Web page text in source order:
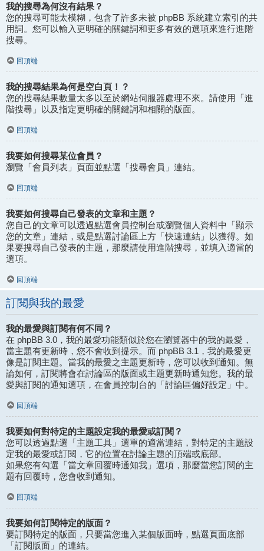
我的搜尋為何沒有結果？
您的搜尋可能太模糊，包含了許多未被 phpBB 系統建立索引的共
用詞。您可以輸入更明確的關鍵詞和更多有效的選項來進行進階
搜尋。
回頂端
我的搜尋結果為何是空白頁！？
您的搜尋結果數量太多以至於網站伺服器處理不來。請使用「進
階搜尋」以及指定更明確的關鍵詞和相關的版面。
回頂端
我要如何搜尋某位會員？
瀏覽「會員列表」頁面並點選「搜尋會員」連結。
回頂端
我要如何搜尋自己發表的文章和主題？
您自己的文章可以透過點選會員控制台或瀏覽個人資料中「顯示
您的文章」連結，或是點選討論區上方「快速連結」以獲得。如
果要搜尋自己發表的主題，那麼請使用進階搜尋，並填入適當的
選項。
回頂端
訂閱與我的最愛
我的最愛與訂閱有何不同？
在 phpBB 3.0，我的最愛功能類似於您在瀏覽器中的我的最愛，
當主題有更新時，您不會收到提示。而 phpBB 3.1，我的最愛更
像是訂閱主題。當我的最愛之主題更新時，您可以收到通知。無
論如何，訂閱將會在討論區的版面或主題更新時通知您。我的最
愛與訂閱的通知選項，在會員控制台的「討論區偏好設定」中。
回頂端
我要如何對特定的主題設定我的最愛或訂閱？
您可以透過點選「主題工具」選單的適當連結，對特定的主題設
定我的最愛或訂閱，它的位置在討論主題的頂端或底部。
如果您有勾選「當文章回覆時通知我」選項，那麼當您訂閱的主
題有回覆時，您會收到通知。
回頂端
我要如何訂閱特定的版面？
要訂閱特定的版面，只要當您進入某個版面時，點選頁面底部
「訂閱版面」的連結。